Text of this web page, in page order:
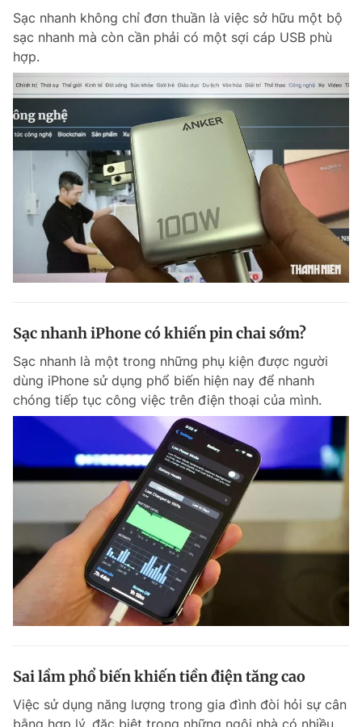
Sạc nhanh không chỉ đơn thuần là việc sở hữu một bộ
sạc nhanh mà còn cần phải có một sợi cáp USB phù
hợp.
Sạc nhanh iPhone có khiến pin chai sớm?
Sạc nhanh là một trong những phụ kiện được người
dùng iPhone sử dụng phổ biến hiện nay để nhanh
chóng tiếp tục công việc trên điện thoại của mình.
Sai lầm phổ biến khiến tiền điện tăng cao
Việc sử dụng năng lượng trong gia đình đòi hỏi sự cân
bằng hợp lý, đặc biệt trong những ngôi nhà có nhiều